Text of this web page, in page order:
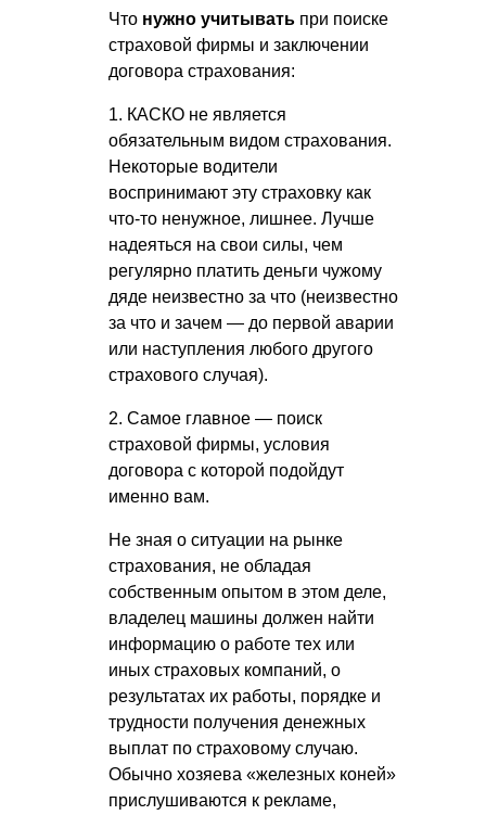
Что нужно учитывать при поиске
страховой фирмы и заключении
договора страхования:
1. КАСКО не является
обязательным видом страхования.
Некоторые водители
воспринимают эту страховку как
что-то ненужное, лишнее. Лучше
надеяться на свои силы, чем
регулярно платить деньги чужому
дяде неизвестно за что (неизвестно
за что и зачем — до первой аварии
или наступления любого другого
страхового случая).
2. Самое главное — поиск
страховой фирмы, условия
договора с которой подойдут
именно вам.
Не зная о ситуации на рынке
страхования, не обладая
собственным опытом в этом деле,
владелец машины должен найти
информацию о работе тех или
иных страховых компаний, о
результатах их работы, порядке и
трудности получения денежных
выплат по страховому случаю.
Обычно хозяева «железных коней»
прислушиваются к рекламе,